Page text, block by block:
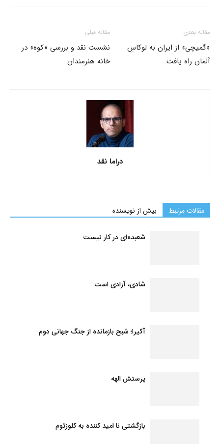
مقاله قبلی
نشست نقد و بررسی «کوه» در
خانه هنرمندان
مقاله بعدی
«گمیچی» از ایران به لوکاسِ
آلمان راه یافت
دراما نقد
مقالات مرتبط بیش از نویسنده
شعبده‌ای در کار نیست
شادی، آزادی است
آکیرا؛ شبح بازمانده از جنگ جهانی دوم
پرستش الهه
بازگشتی نا امید کننده به کلوزئوم